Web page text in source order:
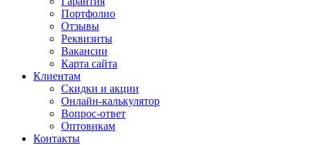
Портфолио
Отзывы
Реквизиты
Вакансии
Карта сайта
Клиентам
Скидки и акции
Онлайн-калькулятор
Вопрос-ответ
Оптовикам
Контакты